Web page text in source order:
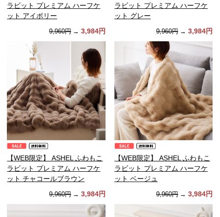
ラビット プレミアム ハーフケ
ット アイボリー
9,960円 → 3,984円
ラビット プレミアム ハーフケ
ット グレー
9,960円 → 3,984円
【WEB限定】 ASHEL ふわもこ
ラビット プレミアム ハーフケ
ット チャコールブラウン
9,960円 → 3,984円
【WEB限定】 ASHEL ふわもこ
ラビット プレミアム ハーフケ
ット ベージュ
9,960円 → 3,984円